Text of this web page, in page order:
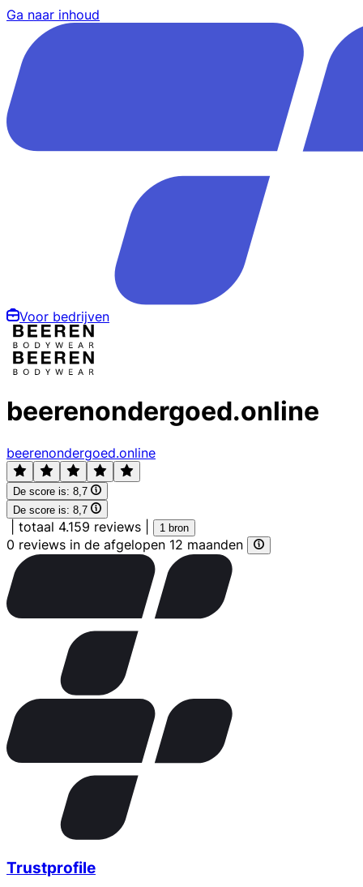
Ga naar inhoud
Voor bedrijven
beerenondergoed.online
beerenondergoed.online
De score is: 8,7
De score is: 8,7
totaal 4.159 reviews 1 bron
0 reviews in de afgelopen 12 maanden
Trustprofile